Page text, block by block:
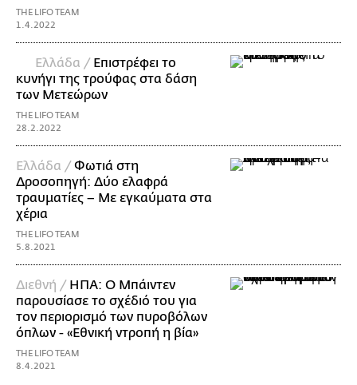
THE LIFO TEAM
1.4.2022
Ελλάδα / Επιστρέφει το
κυνήγι της τρούφας στα δάση
των Μετεώρων
THE LIFO TEAM
28.2.2022
Ελλάδα /Φωτιά στη
Δροσοπηγή: Δύο ελαφρά
τραυματίες – Με εγκαύματα στα
χέρια
THE LIFO TEAM
5.8.2021
Διεθνή / ΗΠΑ: Ο Μπάιντεν
παρουσίασε το σχέδιό του για
τον περιορισμό των πυροβόλων
όπλων - «Εθνική ντροπή η βία»
THE LIFO TEAM
8.4.2021